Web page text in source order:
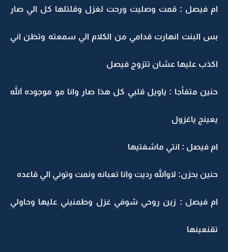
ام فيصل : قمت وصليت ورحت لغزل وقلتلها كل الي صار
بس البنت انهارت قدامي من الكلام الي سمعته وتظن اني
اكذب عليها عشان تتزوج فيصل
حنين متفأجا : ياويل قلبي كل هذا صار وانا مو موجوده الله
يعينج ياغزول
ام فيصل : انتي ماشفتيها
حنين بحزن: لاوالله رديت وانا تعبانه ونمت وتوني الي قاعده
ام فيصل : زين روحي شوفي غزل وطمنيني عليها وحاولي
تقنعينها